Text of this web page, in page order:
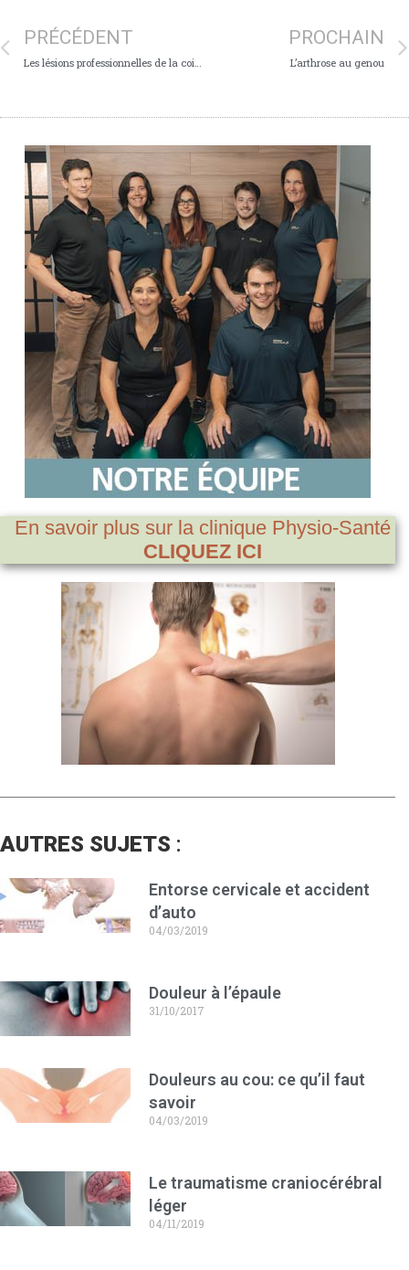
PRÉCÉDENT
Les lésions professionnelles de la coiffe des rotateurs
PROCHAIN
L’arthrose au genou
En savoir plus sur la clinique Physio-Santé
CLIQUEZ ICI
AUTRES SUJETS :
Entorse cervicale et accident
d’auto
04/03/2019
Douleur à l’épaule
31/10/2017
Douleurs au cou: ce qu’il faut
savoir
04/03/2019
Le traumatisme craniocérébral
léger
04/11/2019